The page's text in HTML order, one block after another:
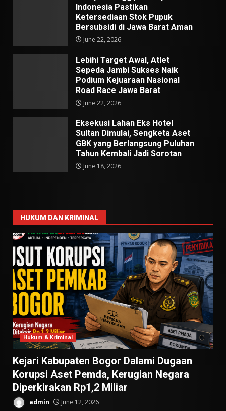
Indonesia Pastikan
Ketersediaan Stok Pupuk
Bersubsidi di Jawa Barat Aman
June 22, 2026
Lebihi Target Awal, Atlet
Sepeda Jambi Sukses Naik
Podium Kejuaraan Nasional
Road Race Jawa Barat
June 22, 2026
Eksekusi Lahan Eks Hotel
Sultan Dimulai, Sengketa Aset
GBK yang Berlangsung Puluhan
Tahun Kembali Jadi Sorotan
June 18, 2026
HUKUM DAN KRIMINAL
Hukum & Kriminal
Kejari Kabupaten Bogor Dalami Dugaan
Korupsi Aset Pemda, Kerugian Negara
Diperkirakan Rp1,2 Miliar
admin June 12, 2026